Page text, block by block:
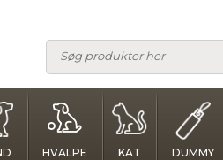
HVALPE KAT DUMMY